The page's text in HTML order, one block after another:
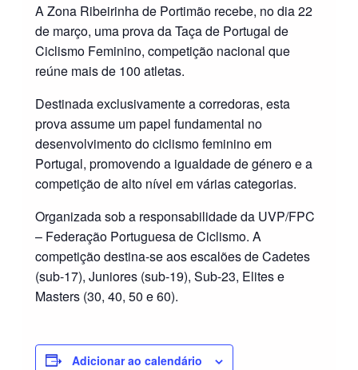
A Zona Ribeirinha de Portimão recebe, no dia 22
de março, uma prova da Taça de Portugal de
Ciclismo Feminino, competição nacional que
reúne mais de 100 atletas.
Destinada exclusivamente a corredoras, esta
prova assume um papel fundamental no
desenvolvimento do ciclismo feminino em
Portugal, promovendo a igualdade de género e a
competição de alto nível em várias categorias.
Organizada sob a responsabilidade da UVP/FPC
– Federação Portuguesa de Ciclismo. A
competição destina-se aos escalões de Cadetes
(sub-17), Juniores (sub-19), Sub-23, Elites e
Masters (30, 40, 50 e 60).
Adicionar ao calendário